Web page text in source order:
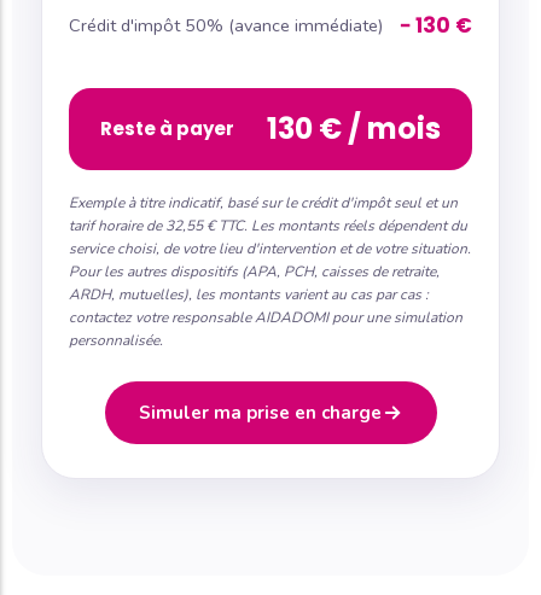
Crédit d'impôt 50% (avance immédiate) − 130 €
Reste à payer 130 € / mois
Exemple à titre indicatif, basé sur le crédit d'impôt seul et un
tarif horaire de 32,55 € TTC. Les montants réels dépendent du
service choisi, de votre lieu d'intervention et de votre situation.
Pour les autres dispositifs (APA, PCH, caisses de retraite,
ARDH, mutuelles), les montants varient au cas par cas :
contactez votre responsable AIDADOMI pour une simulation
personnalisée.
Simuler ma prise en charge